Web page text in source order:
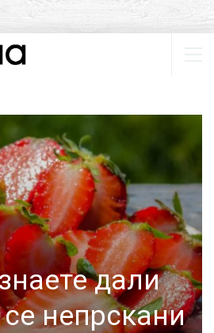
дали
се непрскани